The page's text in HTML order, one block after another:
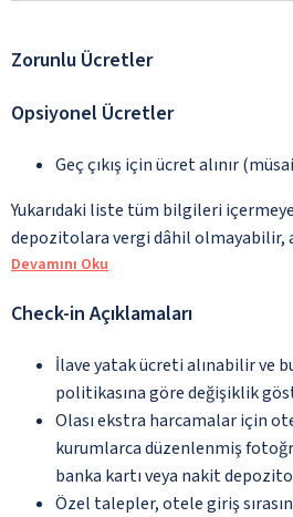
Zorunlu Ücretler
Opsiyonel Ücretler
Geç çıkış için ücret alınır
Yukarıdaki liste tüm bilgileri
depozitolara vergi dâhil olmayabilir,
Devamını Oku
Check-in Açıklamaları
İlave yatak ücreti alınabilir ve
politikasına göre değişiklik
Olası ekstra harcamalar için
kurumlarca düzenlenmiş
banka kartı veya nakit
Özel talepler, otele giriş